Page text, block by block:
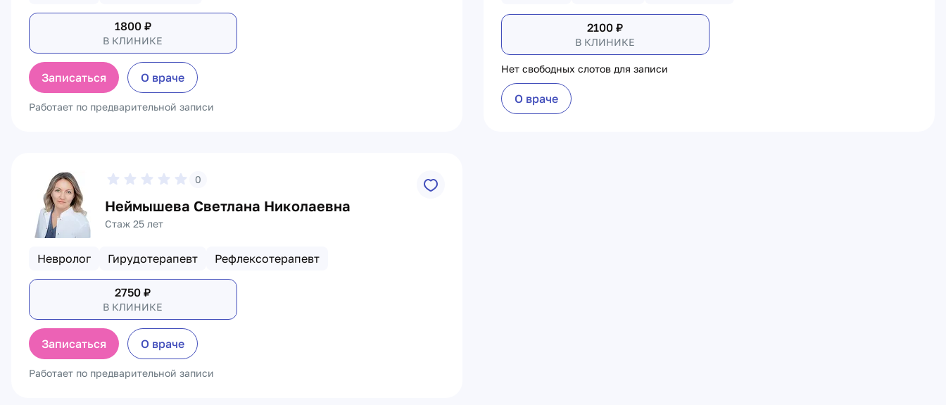
1800₽
В КЛИНИКЕ
Записаться О враче
Работает по предварительной записи
2100 ₽
В КЛИНИКЕ
Нет свободных слотов для записи
О враче
0
Неймышева Светлана Николаевна
Стаж 25 лет
Невролог Гирудотерапевт Рефлексотерапевт
2750 ₽
В КЛИНИКЕ
Записаться О враче
Работает по предварительной записи